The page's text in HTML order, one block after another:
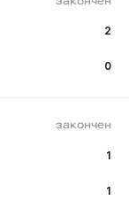
2
0
закончен
1
1